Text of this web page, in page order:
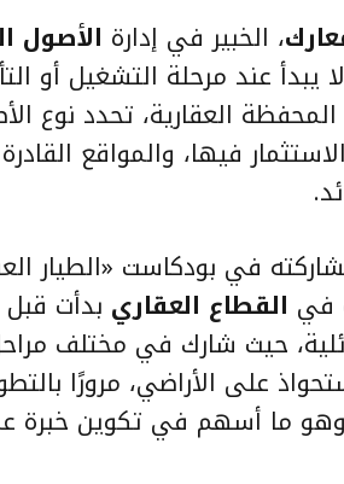
، الخبير في إدارة الأصول
عند مرحلة التشغيل أو
المحفظة العقارية، تحدد نوع
فيها، والمواقع
في بودكاست «الطيار
في القطاع العقاري بدأت
حيث شارك في مختلف
على الأراضي، مرورًا
وهو ما أسهم في تكوين خبرة